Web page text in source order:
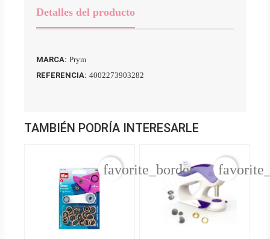
Detalles del producto
MARCA: Prym
REFERENCIA: 4002273903282
TAMBIÉN PODRÍA INTERESARLE
favorite_border